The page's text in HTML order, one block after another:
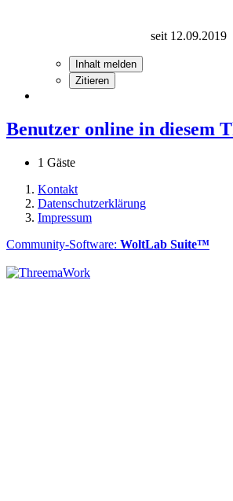
seit 12.09.2019
Inhalt melden
Zitieren
Benutzer online in diesem
1 Gäste
Kontakt
Datenschutzerklärung
Impressum
Community-Software: WoltLab Suite™